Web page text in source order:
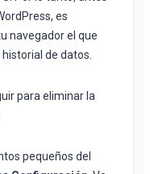
es
navegador el que
de datos.
para eliminar la
pequeños del